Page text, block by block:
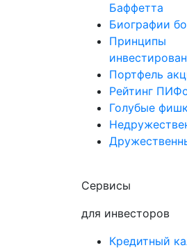
Баффетта
Биографии
Принципы
Портфель
Рейтинг
Голубые
Сервисы
для инвесторов
Кредитный